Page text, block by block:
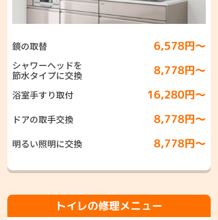
鏡の取替 6,578円〜
シャワーヘッドを
節水タイプに交換
8,778円〜
浴室手すり取付 16,280円〜
ドアの取手交換 8,778円〜
明るい照明に交換 8,778円〜
トイレの修理メニュー